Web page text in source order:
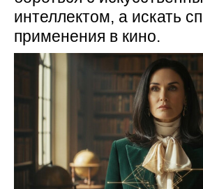
интеллектом, а искать
применения в кино.